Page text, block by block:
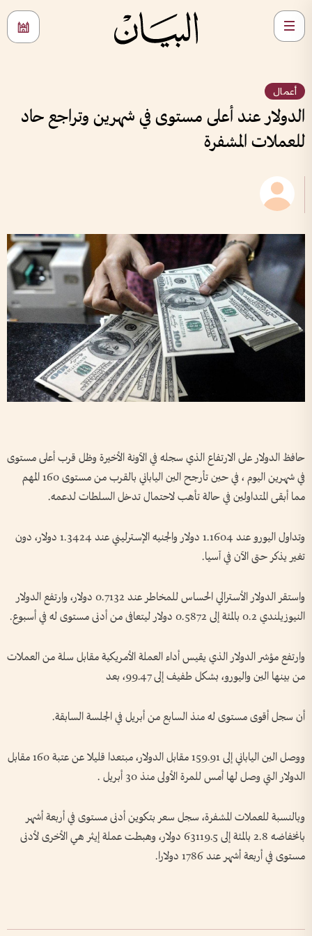
أعمال
الدولار عند أعلى مستوى في شهرين وتراجع حاد
للعملات المشفرة
حافظ ⁠الدولار على الارتفاع الذي سجله في الآونة الأخيرة وظل قرب أعلى مستوى
في شهرين اليوم ، في حين تأرجح الين الياباني ​بالقرب من مستوى 160 المهم
مما أبقى المتداولين في حالة تأهب لاحتمال تدخل السلطات لدعمه.
وتداول اليورو عند 1.1604 دولار ⁠والجنيه الإسترليني عند 1.3424 دولار، ​دون
تغير يذكر حتى ⁠الآن في آسيا.
واستقر الدولار الأسترالي الحساس للمخاطر عند ⁠0.7132 دولار، وارتفع الدولار
النيوزيلندي 0.2 بالمئة إلى 0.5872 دولار ليتعافى من ⁠أدنى مستوى له في أسبوع.
وارتفع مؤشر الدولار الذي يقيس أداء العملة الأمريكية مقابل سلة من العملات
⁠من بينها ​الين واليورو، بشكل طفيف ⁠إلى 99.47، بعد
أن سجل أقوى مستوى له منذ السابع من أبريل في الجلسة السابقة.
ووصل الين الياباني إلى 159.91 مقابل الدولار، مبتعدا قليلا عن عتبة 160 مقابل
الدولار التي وصل لها ​أمس للمرة ‌الأولى منذ 30 أبريل .
وبالنسبة ⁠للعملات المشفرة، سجل سعر بتكوين أدنى مستوى في أربعة أشهر
بانخفاضه 2.8 بالمئة إلى 63119.5 ​دولار، وهبطت عملة إيثر هي الأخرى لأدنى
⁠مستوى في أربعة أشهر عند 1786 دولارا.